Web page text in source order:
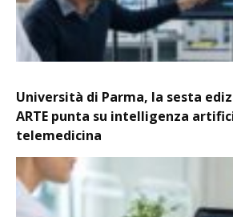
Università di Parma, la sesta
ARTE punta su intelligenza
telemedicina